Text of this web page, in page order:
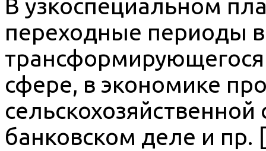
В узкоспециальном
переходные периоды
сфере, в экономике
банковском деле и пр.